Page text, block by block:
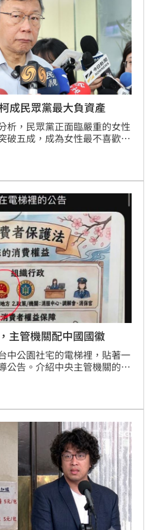
成民眾黨最大負資產
析，民眾黨正面臨嚴重的女性
破五成，成為女性最不喜歡的
度逆勢提升，主要受女性支
訊，男性不滿意度飆破五成。
側重婦幼福利，卻忽視青年與
及經濟壓力上的焦慮。如何解
回男性選民，已成為卓榮泰內
。
主管機關配中國國徽
中公園社宅的電梯裡，貼著一
公告。介紹中央主管機關的地
政風室宣導、本圖片由